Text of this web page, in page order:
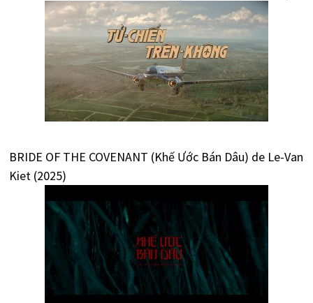
BRIDE OF THE COVENANT (Khế Ước Bán Dâu) de Le-Van
Kiet (2025)